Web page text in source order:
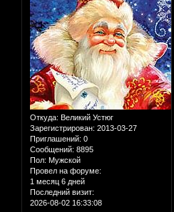
Откуда: Великий Устюг
Зарегистрирован: 2013-03-27
Приглашений: 0
Сообщений: 8895
Пол: Мужской
Провел на форуме:
1 месяц 6 дней
Последний визит:
2026-08-02 16:33:08